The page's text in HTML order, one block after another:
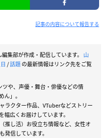
記事の内容について報告する
集部が作成・配信しています。 山
/話題の最新情報はリンク先をご覧
や、声優・舞台・俳優などの情
」。
ラクター作品、VTuberなどストリー
広くお届けしています。
推し活）お役立ち情報など、女性オ
発信しています。